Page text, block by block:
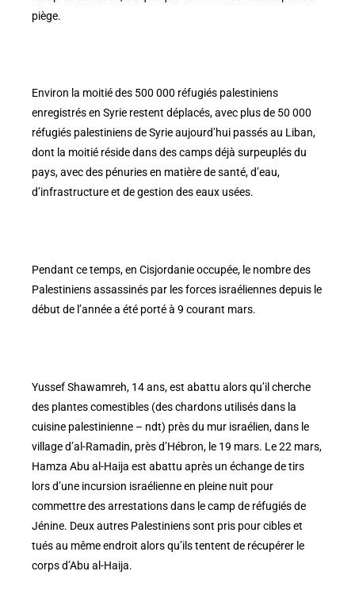
piège.
Environ la moitié des 500 000 réfugiés palestiniens
enregistrés en Syrie restent déplacés, avec plus de 50 000
réfugiés palestiniens de Syrie aujourd’hui passés au Liban,
dont la moitié réside dans des camps déjà surpeuplés du
pays, avec des pénuries en matière de santé, d’eau,
d’infrastructure et de gestion des eaux usées.
Pendant ce temps, en Cisjordanie occupée, le nombre des
Palestiniens assassinés par les forces israéliennes depuis le
début de l’année a été porté à 9 courant mars.
Yussef Shawamreh, 14 ans, est abattu alors qu’il cherche
des plantes comestibles (des chardons utilisés dans la
cuisine palestinienne – ndt) près du mur israélien, dans le
village d’al-Ramadin, près d’Hébron, le 19 mars. Le 22 mars,
Hamza Abu al-Haija est abattu après un échange de tirs
lors d’une incursion israélienne en pleine nuit pour
commettre des arrestations dans le camp de réfugiés de
Jénine. Deux autres Palestiniens sont pris pour cibles et
tués au même endroit alors qu’ils tentent de récupérer le
corps d’Abu al-Haija.